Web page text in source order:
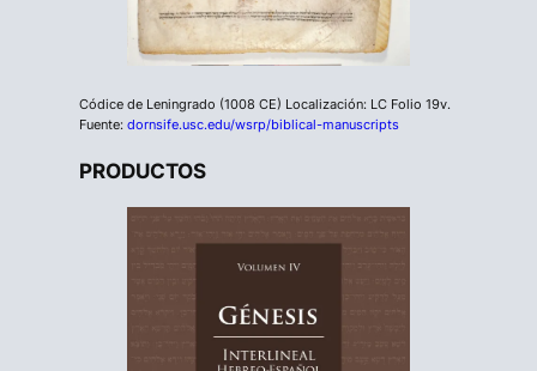
Códice de Leningrado (1008 CE) Localización: LC Folio 19v.
Fuente:dornsife.usc.edu/wsrp/biblical-manuscripts
PRODUCTOS